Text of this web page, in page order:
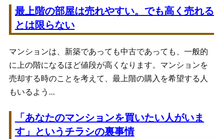
最上階の部屋は売れやすい。でも高く売れる
とは限らない
マンションは、新築であっても中古であっても、一般的
に上の階になるほど値段が高くなります。マンションを
売却する時のことを考えて、最上階の購入を希望する人
もいるよう...
「あなたのマンションを買いたい人がいま
す」というチラシの裏事情